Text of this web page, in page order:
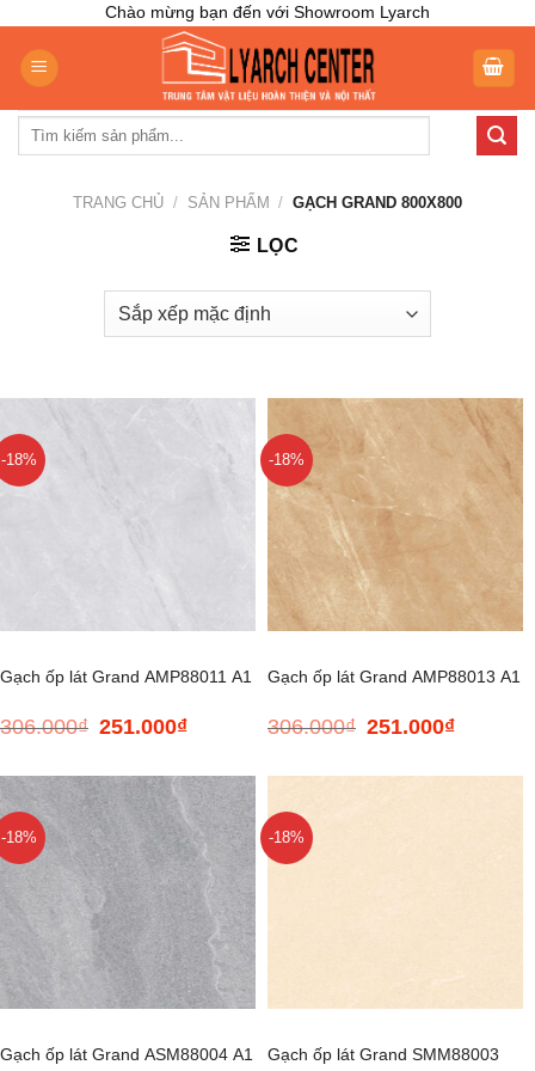
content
Chào mừng bạn đến với Showroom Lyarch
Tìm
TRANG CHỦ / SẢN PHẨM / GẠCH GRAND 800X800
LỌC
-18%
Gạch ốp lát Grand AMP88011 A1
306.000₫ Giá
là:
306.000₫.
251.000₫Giá
tại
là:
251.000₫.
-18%
Gạch ốp lát Grand AMP88013 A1
306.000₫ Giá
là:
251.000₫Giá
tại
-18%
Gạch ốp lát Grand ASM88004 A1
-18%
Gạch ốp lát Grand SMM88003